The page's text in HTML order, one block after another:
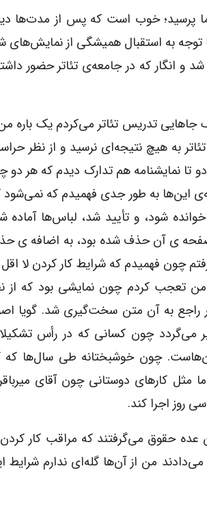
پرسید؛ خوب است که پس از مدت‌ها
به استقبال همیشگی از نمایش‌های
و انگار که در جامعه‌ی تئاتر حضور
جاهایی تدریس تئاتر می‌کردم یک باره
به هیچ نتیجه‌ای نرسید و از نظر
تا نمایشنامه‌ هم تدارک دیدم که هر دو
این‌ها به طور جدی فهمیدم که نمی‌شود
شود، و تأیید شد، لباس‌ها آماده
آماده شد، آفیش بروشور آماده شد و ناگهان نمایشنامه را فرستادند که ۵۰ صفحه ی آن حذف شده بود، به
چون فهمیدم که شرایط کار کردن لا
تعجب کردم چون نمایشی بود که از
به آن متن سخت‌گیری شد. گویا
می‌گردد چون کسانی که در رأس
چون خوشبختانه طی سال‌ها که
مثل کارهای دوستانی چون آقای
روز اجرا کند.
حقوق می‌گرفتند که مراقب کار کردن
من از آن‌ها گله‌ای ندارم شرایط